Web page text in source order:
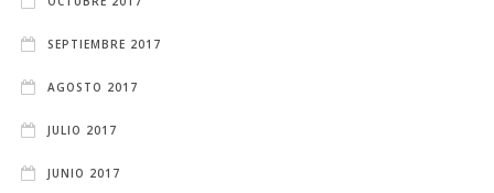
SEPTIEMBRE 2017
AGOSTO 2017
JULIO 2017
JUNIO 2017